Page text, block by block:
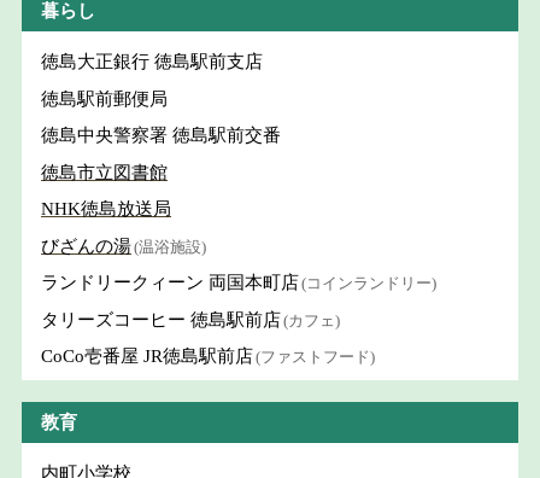
暮らし
徳島大正銀行 徳島駅前支店
徳島駅前郵便局
徳島中央警察署 徳島駅前交番
徳島市立図書館
NHK徳島放送局
びざんの湯(温浴施設)
ランドリークィーン 両国本町店(コインランドリー)
タリーズコーヒー 徳島駅前店(カフェ)
CoCo壱番屋 JR徳島駅前店(ファストフード)
教育
内町小学校